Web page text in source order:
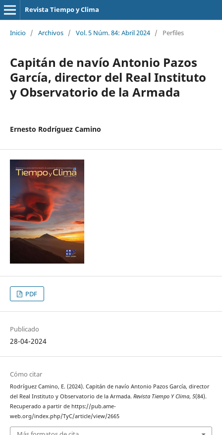
Revista Tiempo y Clima
Inicio / Archivos / Vol. 5 Núm. 84: Abril 2024 / Perfiles
Capitán de navío Antonio Pazos
García, director del Real Instituto
y Observatorio de la Armada
Ernesto Rodríguez Camino
PDF
Publicado
28-04-2024
Cómo citar
Rodríguez Camino, E. (2024). Capitán de navío Antonio Pazos García, director
del Real Instituto y Observatorio de la Armada. Revista Tiempo Y Clima, 5(84).
Recuperado a partir de https://pub.ame-
web.org/index.php/TyC/article/view/2665